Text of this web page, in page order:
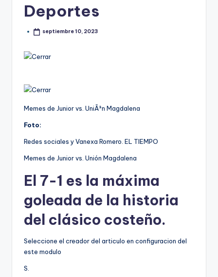
Deportes
septiembre 10, 2023
Memes de Junior vs. UniÃ³n Magdalena
Foto:
Redes sociales y Vanexa Romero. EL TIEMPO
Memes de Junior vs. Unión Magdalena
El 7-1 es la máxima
goleada de la historia
del clásico costeño.
Seleccione el creador del articulo en configuracion del
este modulo
S.